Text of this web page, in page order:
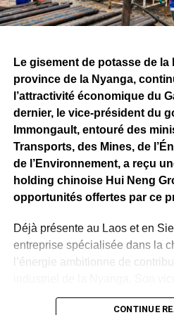
convention minière signée
Fortescue, qui prévoit, à terme,
milliers d’emplois directs et
Si les attentes demeurent
lancement effectif de
présenté par Fortescue
mine, Belinga se construit
investissements consentis, les
et les travaux techniques
d’étapes qui permettront de
l’ampleur des prochaines
pour l’économie gabonaise.
WhatsApp
Facebook
X
Le gisement de potasse de
province de la Nyanga,
l’attractivité économique du
dernier, le vice-président du
Immongault, entouré des
Transports, des Mines, de
de l’Environnement, a reçu
holding chinoise Hui Neng
opportunités offertes par ce
Déjà présente au Laos et en
entreprise spécialisée dans la
l’énergie ambitionne de
est venu s’enquérir des
CONTINUE